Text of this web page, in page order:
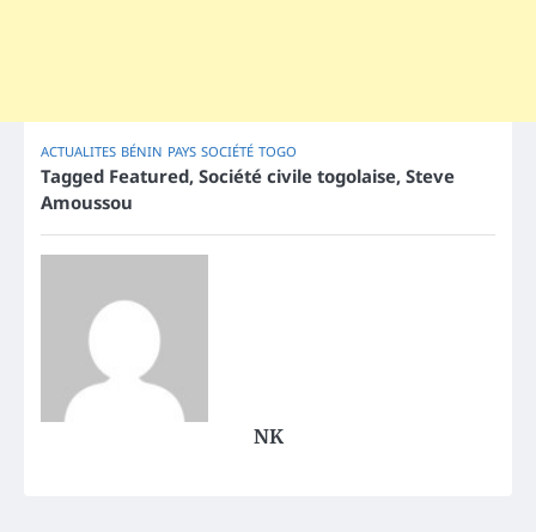
ACTUALITES BÉNIN PAYS SOCIÉTÉ TOGO
Tagged Featured, Société civile togolaise, Steve
Amoussou
NK